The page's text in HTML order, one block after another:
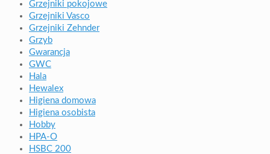
Grzejniki pokojowe
Grzejniki Vasco
Grzejniki Zehnder
Grzyb
Gwarancja
GWC
Hala
Hewalex
Higiena domowa
Higiena osobista
Hobby
HPA-O
HSBC 200